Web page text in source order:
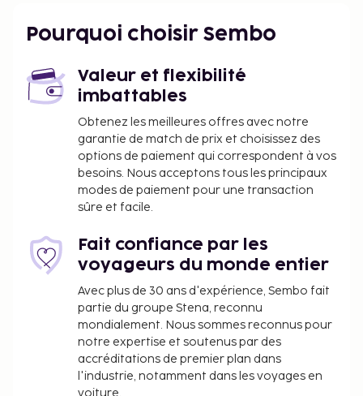
Andre Franco Montoro (GRU) - 30,2 km
(VCP) - 95,1 km
Les équipements et services proposés incluent une
réception ouverte 24 h/24, une consigne à bagages
et une laverie. Un parking avec voiturier est
disponible dans l'enceinte de l'hébergement.
Les parents ou le tuteur légal voyageant avec un
enfant de moins de 18 ans doivent présenter
d'identité avec sa photo (passeport, par
exemple) à l'arrivée. Si l'enfant n'est
accompagné que d'un seul parent, ce dernier
doit présenter, en plus des documents
mentionnés précédemment, un certificat
d'autorisation de voyager signé par l'autre
parent. Si les parents ou le tuteur légal, le cas
échéant, ne sont pas en mesure ou ne sont pas
Pourquoi choisir Sembo
Valeur et flexibilité
imbattables
Obtenez les meilleures offres avec notre
garantie de match de prix et choisissez des
options de paiement qui correspondent à vos
besoins. Nous acceptons tous les principaux
modes de paiement pour une transaction
sûre et facile.
Fait confiance par les
voyageurs du monde entier
Avec plus de 30 ans d'expérience, Sembo fait
partie du groupe Stena, reconnu
mondialement. Nous sommes reconnus pour
notre expertise et soutenus par des
accréditations de premier plan dans
l'industrie, notamment dans les voyages en